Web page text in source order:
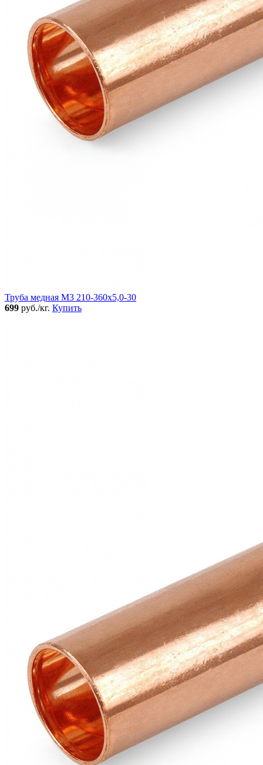
Труба медная М3 210-360х5,0-30
699 руб./кг. Купить